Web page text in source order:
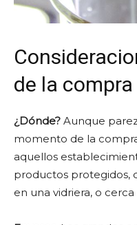
de la compra
¿Dónde? Aunque
momento de la
aquellos
productos protegidos,
en una vidriera, o